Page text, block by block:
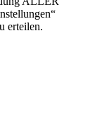
erteilen.